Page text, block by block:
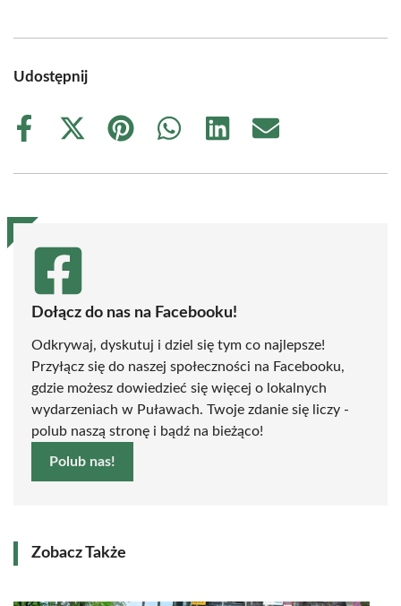
Udostępnij
Share
Share
(Twitter)
Share
Share
Share
Share
Dołącz do nas na Facebooku!
Odkrywaj, dyskutuj i dziel się tym co najlepsze!
Przyłącz się do naszej społeczności na Facebooku,
gdzie możesz dowiedzieć się więcej o lokalnych
wydarzeniach w Puławach. Twoje zdanie się liczy -
polub naszą stronę i bądź na bieżąco!
Polub nas!
Zobacz Także